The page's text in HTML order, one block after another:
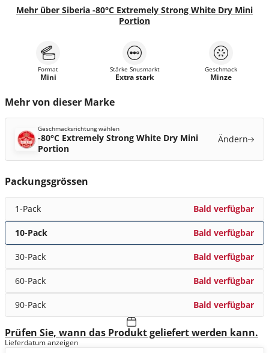
Mehr über Siberia -80°C Extremely Strong White Dry Mini
Portion
Format
Mini
Stärke Snusmarkt
Extra stark
Geschmack
Minze
Mehr von dieser Marke
Geschmacksrichtung wählen
-80°C Extremely Strong White Dry Mini
Portion
Ändern
Packungsgrössen
1-Pack Bald verfügbar
10-Pack Bald verfügbar
30-Pack Bald verfügbar
60-Pack Bald verfügbar
90-Pack Bald verfügbar
Prüfen Sie, wann das Produkt geliefert werden kann.
Lieferdatum anzeigen